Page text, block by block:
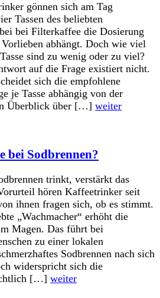
gönnen sich am Tag
Tassen des beliebten
bei Filterkaffee die Dosierung
abhängt. Doch wie viel
sind zu wenig oder zu viel?
auf die Frage existiert nicht.
sich die empfohlene
je Tasse abhängig von der
Überblick über […] weiter
bei Sodbrennen?
trinkt, verstärkt das
hören Kaffeetrinker seit
ihnen fragen sich, ob es stimmt.
„Wachmacher“ erhöht die
Magen. Das führt bei
zu einer lokalen
Sodbrennen nach sich
widerspricht sich die
[…] weiter